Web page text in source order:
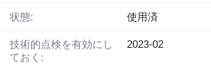
状態: 使用済
技術的点検を有効にし
ておく:
2023-02